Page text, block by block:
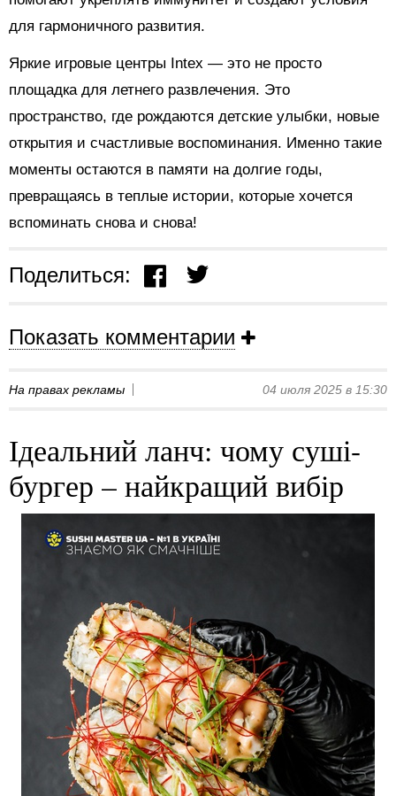
для гармоничного развития.
Яркие игровые центры Intex — это не просто
площадка для летнего развлечения. Это
пространство, где рождаются детские улыбки, новые
открытия и счастливые воспоминания. Именно такие
моменты остаются в памяти на долгие годы,
превращаясь в теплые истории, которые хочется
вспоминать снова и снова!
Поделиться:
Показать комментарии
На правах рекламы 04 июля 2025 в 15:30
Ідеальний ланч: чому суші-
бургер – найкращий вибір